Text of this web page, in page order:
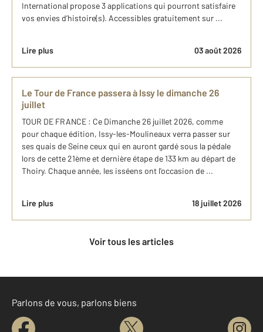
International propose 3 applications qui pourront satisfaire
vos envies d’histoire(s). Accessibles gratuitement sur ...
Lire plus 03 août 2026
Le Tour de France passera à Issy le dimanche 26
juillet
TOUR DE FRANCE : Ce Dimanche 26 juillet 2026, comme
pour chaque édition, Issy-les-Moulineaux verra passer sur
ses quais de Seine ceux qui en auront gardé sous la pédale
lors de cette 21ème et dernière étape de 133 km au départ de
Thoiry. Chaque année, les isséens ont l'occasion de ...
Lire plus 18 juillet 2026
Voir tous les articles
Parlons de vous, parlons biens